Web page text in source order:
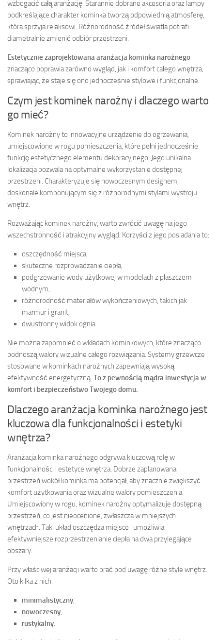
wzbogacić całą aranżację. Starannie dobrane akcesoria oraz lampy
podkreślające charakter kominka tworzą odpowiednią atmosferę,
która sprzyja relaksowi. Różnorodność źródeł światła potrafi
diametralnie zmienić odbiór przestrzeni.
Estetycznie zaprojektowana aranżacja kominka narożnego
znacząco poprawia zarówno wygląd, jak i komfort całego wnętrza,
sprawiając, że staje się ono jednocześnie stylowe i funkcjonalne.
Czym jest kominek narożny i dlaczego warto
go mieć?
Kominek narożny to innowacyjne urządzenie do ogrzewania,
umiejscowione w rogu pomieszczenia, które pełni jednocześnie
funkcję estetycznego elementu dekoracyjnego. Jego unikalna
lokalizacja pozwala na optymalne wykorzystanie dostępnej
przestrzeni. Charakteryzuje się nowoczesnym designem,
doskonale komponującym się z różnorodnymi stylami wystroju
wnętrz.
Rozważając kominek narożny, warto zwrócić uwagę na jego
wszechstronność i atrakcyjny wygląd. Korzyści z jego posiadania to:
oszczędność miejsca,
skuteczne rozprowadzanie ciepła,
podgrzewanie wody użytkowej w modelach z płaszczem
wodnym,
różnorodność materiałów wykończeniowych, takich jak
marmur i granit,
dwustronny widok ognia.
Nie można zapomnieć o wkładach kominkowych, które znacząco
podnoszą walory wizualne całego rozwiązania. Systemy grzewcze
stosowane w kominkach narożnych zapewniają wysoką
efektywność energetyczną. To z pewnością mądra inwestycja w
komfort i bezpieczeństwo Twojego domu.
Dlaczego aranżacja kominka narożnego jest
kluczowa dla funkcjonalności i estetyki
wnętrza?
Aranżacja kominka narożnego odgrywa kluczową rolę w
funkcjonalności i estetyce wnętrza. Dobrze zaplanowana
przestrzeń wokół kominka ma potencjał, aby znacznie zwiększyć
komfort użytkowania oraz wizualne walory pomieszczenia.
Umiejscowiony w rogu, kominek narożny optymalizuje dostępną
przestrzeń, co jest nieocenione, zwłaszcza w mniejszych
wnętrzach. Taki układ oszczędza miejsce i umożliwia
efektywniejsze rozprzestrzenianie ciepła na dwa przylegające
obszary.
Przy właściwej aranżacji warto brać pod uwagę różne style wnętrz.
Oto kilka z nich:
minimalistyczny,
nowoczesny,
rustykalny.